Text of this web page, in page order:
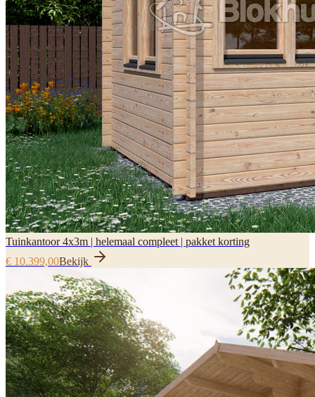
Tuinkantoor 4x3m | helemaal compleet | pakket korting
€ 10.399,00Bekijk